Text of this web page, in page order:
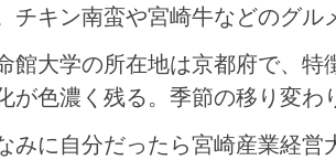
チキン南蛮や宮崎牛などのグ
館大学の所在地は京都府で、
が色濃く残る。季節の移り変
みに自分だったら宮崎産業経